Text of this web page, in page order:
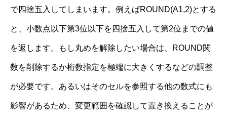
で四捨五入してしまいます。例えばROUND(A1,2)とする
と、小数点以下第3位以下を四捨五入して第2位までの値
を返します。もし丸めを解除したい場合は、ROUND関
数を削除するか桁数指定を極端に大きくするなどの調整
が必要です。あるいはそのセルを参照する他の数式にも
影響があるため、変更範囲を確認して置き換えることが